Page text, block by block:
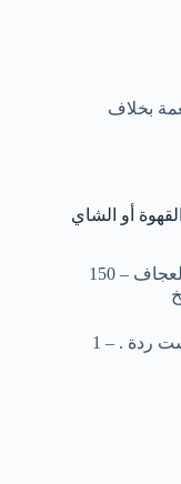
بخلاف
أو الشاي
– 150
– 1